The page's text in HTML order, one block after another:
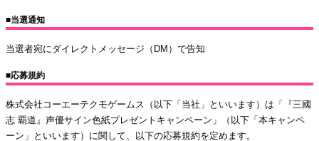
■当選通知
当選者宛にダイレクトメッセージ（DM）で告知
■応募規約
株式会社コーエーテクモゲームス（以下「当社」といいます）は「『三國
志 覇道』声優サイン色紙プレゼントキャンペーン」（以下「本キャンペ
ーン」といいます）に関して、以下の応募規約を定めます。